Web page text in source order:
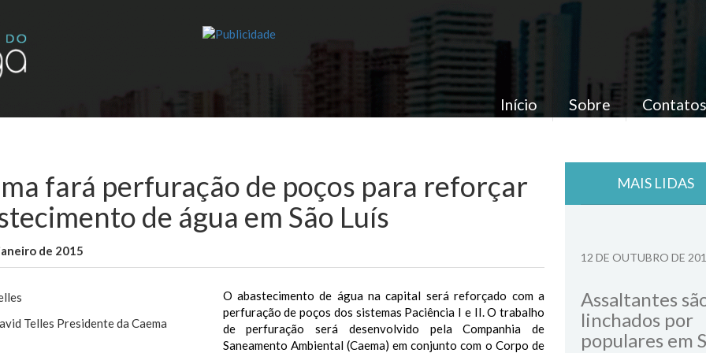
Início Sobre Contatos
fará perfuração de poços para reforçar
de água em São Luís
de 2015
Telles Presidente da Caema
O abastecimento de água na capital será reforçado com a
perfuração de poços dos sistemas Paciência I e II. O trabalho
de perfuração será desenvolvido pela Companhia de
Saneamento Ambiental (Caema) em conjunto com o Corpo de
MAIS LIDAS
12 DE OUTUBRO DE
Assaltantes
linchados por
populares em